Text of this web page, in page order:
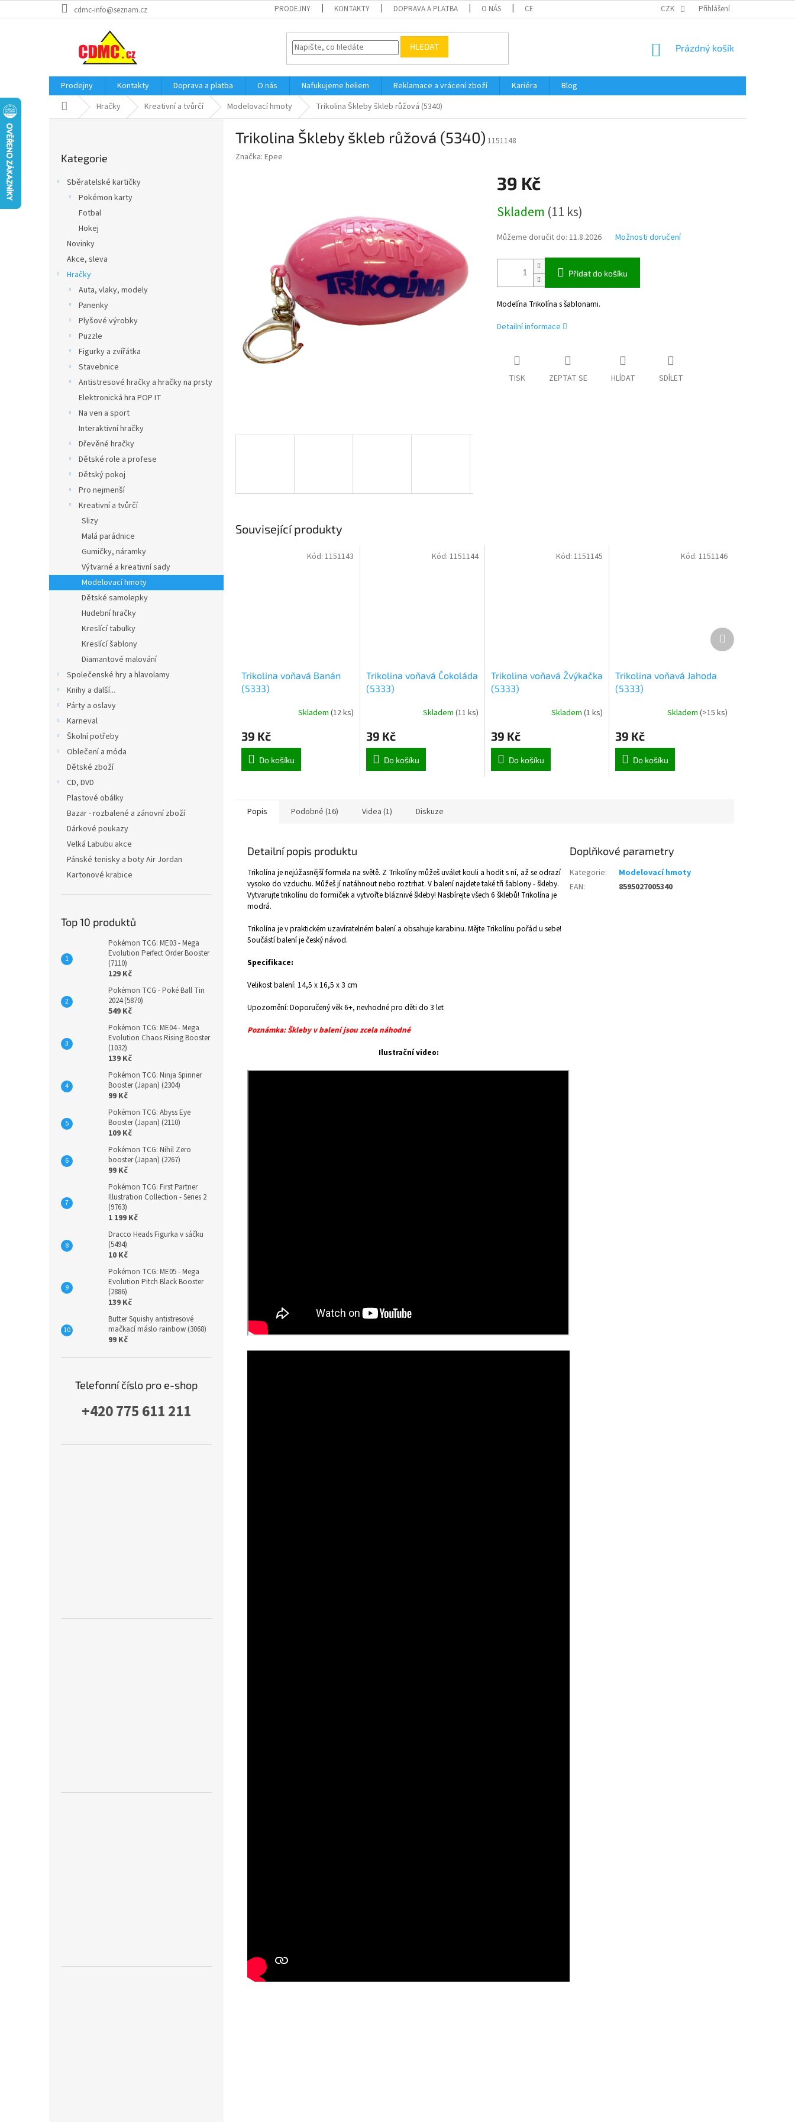
na
cdmc-info@seznam.cz PRODEJNY KONTAKTY DOPRAVA A PLATBA O NÁS CERTIFIKÁTY A NÁVODY OBCHODNÍ PODMÍNKY OCHRANA OSOBNÍCH
CZK Přihlášení
HLEDAT
NÁKUPNÍ
Prázdný košík
Prodejny Kontakty Doprava a platba O nás Nafukujeme heliem Reklamace a vrácení zboží Kariéra
Blog
Domů Hračky Kreativní a tvůrčí Modelovací hmoty Trikolina Škleby škleb růžová (5340)
kategorie
Kategorie
Sběratelské kartičky
Pokémon karty
Fotbal
Hokej
Novinky
Akce, sleva
Hračky
Auta, vlaky, modely
Panenky
Plyšové výrobky
Puzzle
Figurky a zvířátka
Stavebnice
Antistresové hračky a hračky na prsty
Elektronická hra POP IT
Na ven a sport
Interaktivní hračky
Dřevěné hračky
Dětské role a profese
Dětský pokoj
Pro nejmenší
Kreativní a tvůrčí
Slizy
Malá parádnice
Gumičky, náramky
Výtvarné a kreativní sady
Modelovací hmoty
Dětské samolepky
Hudební hračky
Kreslící tabulky
Kreslící šablony
Diamantové malování
Společenské hry a hlavolamy
Knihy a další...
Párty a oslavy
Karneval
Školní potřeby
Oblečení a móda
Dětské zboží
CD, DVD
Plastové obálky
Bazar - rozbalené a zánovní zboží
Dárkové poukazy
Velká Labubu akce
Pánské tenisky a boty Air Jordan
Kartonové krabice
Top 10 produktů
Pokémon TCG: ME03 - Mega
Evolution Perfect Order Booster
(7110)
129 Kč
Pokémon TCG - Poké Ball Tin
2024 (5870)
549 Kč
Pokémon TCG: ME04 - Mega
Evolution Chaos Rising Booster
(1032)
139 Kč
Pokémon TCG: Ninja Spinner
Booster (Japan) (2304)
99 Kč
Pokémon TCG: Abyss Eye
Booster (Japan) (2110)
109 Kč
Pokémon TCG: Nihil Zero
booster (Japan) (2267)
99 Kč
Pokémon TCG: First Partner
Illustration Collection - Series 2
(9763)
1 199 Kč
Dracco Heads Figurka v sáčku
(5494)
10 Kč
Pokémon TCG: ME05 - Mega
Evolution Pitch Black Booster
(2886)
139 Kč
Butter Squishy antistresové
mačkací máslo rainbow (3068)
99 Kč
Telefonní číslo pro e-shop
+420 775 611 211
Trikolina Škleby škleb růžová (5340) 1151148
Značka: Epee
39 Kč
cena:
Skladem (11 ks)
Můžeme doručit do: 11.8.2026 Možnosti doručení
Přidat do košíku
Modelína Trikolína s šablonami.
Detailní informace
TISK ZEPTAT SE HLÍDAT SDÍLET
Související produkty
Trikolina voňavá Banán
(5333)
Skladem (12 ks)
39 Kč
Do košíku
Kód: 1151143
Trikolina voňavá Čokoláda
(5333)
Skladem (11 ks)
39 Kč
Do košíku
Kód: 1151144
Trikolina voňavá Žvýkačka
(5333)
Skladem(1 ks)
39 Kč
Do košíku
Kód:1151145
Trikolina voňavá Jahoda
(5333)
Skladem (>15 ks)
39 Kč
Do košíku
Kód: 1151146
Další
produkt
Popis Podobné (16) Videa (1) Diskuze
Detailní popis produktu
Trikolína je nejúžasnější formela na světě. Z Trikolíny můžeš uválet kouli a hodit s ní, až se odrazí
vysoko do vzduchu. Můžeš jí natáhnout nebo roztrhat. V balení najdete také tři šablony - škleby.
Vytvarujte trikolínu do formiček a vytvořte bláznivé škleby! Nasbírejte všech 6 šklebů! Trikolína je
modrá.
Trikolína je v praktickém uzavíratelném balení a obsahuje karabinu. Mějte Trikolínu pořád u sebe!
Součástí balení je český návod.
Specifikace:
Velikost balení: 14,5 x 16,5 x 3 cm
Upozornění: Doporučený věk 6+, nevhodné pro děti do 3 let
Poznámka: Škleby v balení jsou zcela náhodné
Ilustrační video:
Doplňkové parametry
Kategorie:
Modelovací hmoty
EAN: 8595027005340